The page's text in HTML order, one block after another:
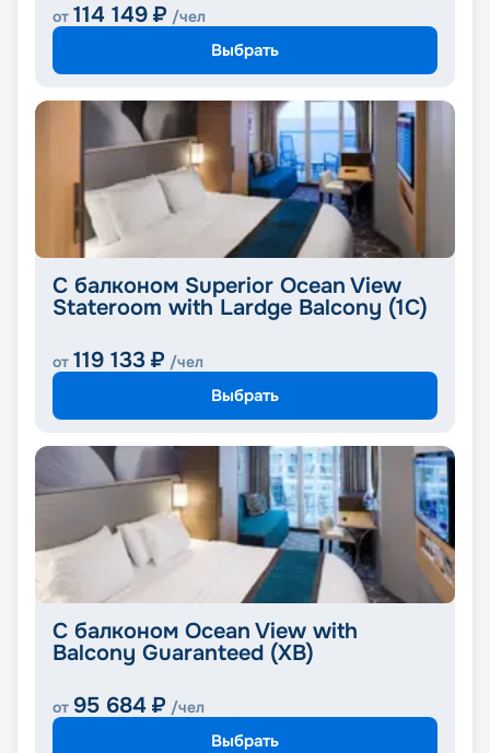
от 114 149 ₽ /чел
Выбрать
С балконом Superior Ocean View
Stateroom with Lardge Balcony (1C)
от 119 133 ₽ /чел
Выбрать
С балконом Ocean View with
Balcony Guaranteed (XB)
от 95 684 ₽ /чел
Выбрать